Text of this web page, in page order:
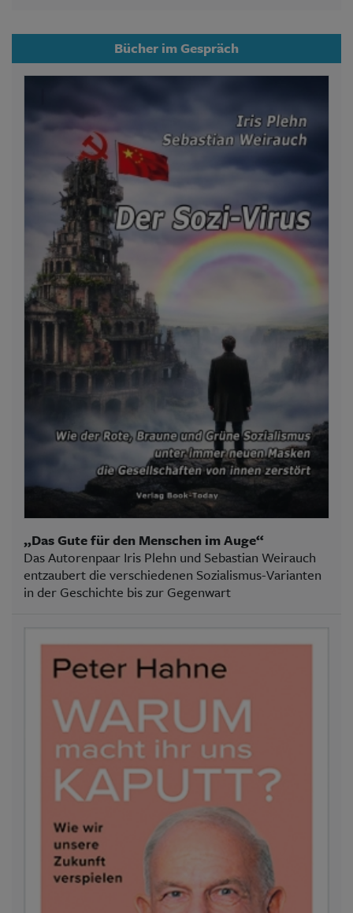
Bücher im Gespräch
„Das Gute für den Menschen im Auge“
Das Autorenpaar Iris Plehn und Sebastian Weirauch
entzaubert die verschiedenen Sozialismus-Varianten
in der Geschichte bis zur Gegenwart